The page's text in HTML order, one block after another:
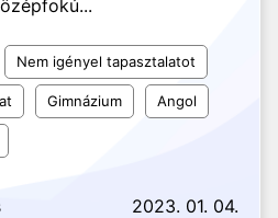
Nem igényel tapasztalatot
Gimnázium Angol
2023. 01. 04.